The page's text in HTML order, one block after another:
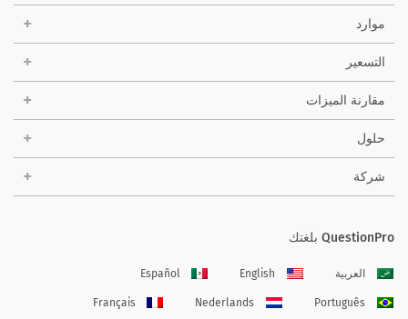
موارد
التسعير
مقارنة الميزات
حلول
شركة
QuestionPro بلغتك
العربية English
Español
Português
Nederlands
Français